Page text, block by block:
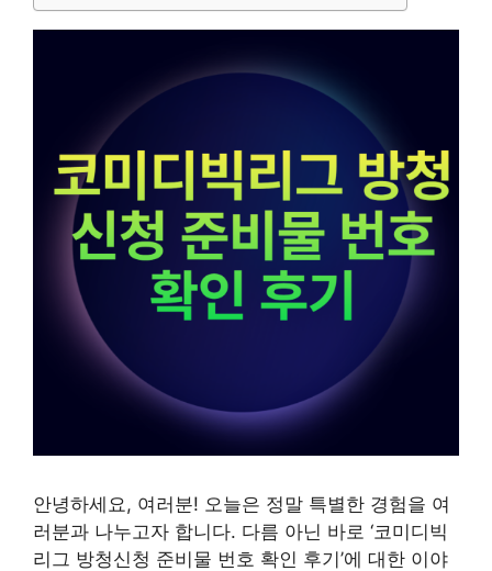
안녕하세요, 여러분! 오늘은 정말 특별한 경험을 여
러분과 나누고자 합니다. 다름 아닌 바로 ‘코미디빅
리그 방청신청 준비물 번호 확인 후기’에 대한 이야